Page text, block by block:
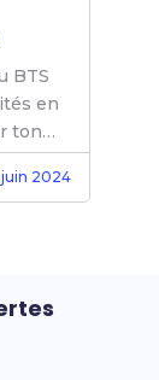
BTS
en
ton
juin 2024